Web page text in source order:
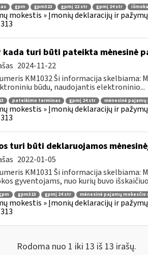
gpm gpm313 gpmį 22 str gpmį 24 str
mokestis » Įmonių deklaracijų ir
kada turi būti pateikta mėnesinė
2024-11-22
KM1032 Ši informacija skelbiama:
būdu, naudojantis elektroninio...
pateikimo terminas gpmį 24 str mėnesinė
mokestis » Įmonių deklaracijų ir
turi būti deklaruojamos
2022-01-05
KM1031 Ši informacija skelbiama:
gyventojams, nuo kurių buvo
gpm313 gpmį 24 str mėnesinė pajamų mokesčio
mokestis » Įmonių deklaracijų ir
Rodoma nuo 1 iki 13 iš 13 irašų.